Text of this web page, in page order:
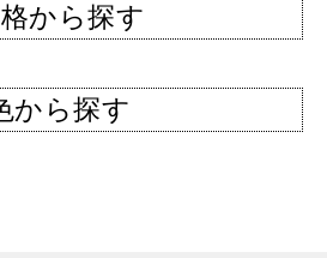
から探す
から探す